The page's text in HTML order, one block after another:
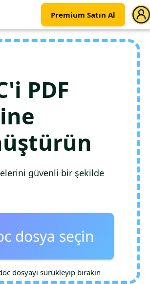
Premium Satın Al
PDF
güvenli bir şekilde
dosya seçin
dosyayı sürükleyip bırakın